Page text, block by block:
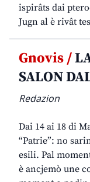
ispirâts dai
Jugn al è rivât
Gnovis /
SALON
Redazion
Dai 14 ai 18 di
“Patrie”: no
esili. Pal
è ancjemò une